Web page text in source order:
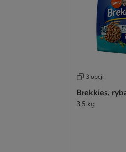
3 opcji
Brekkies,
3,5 kg